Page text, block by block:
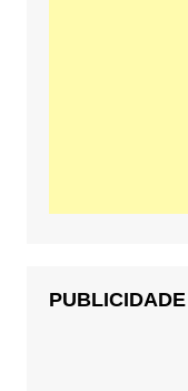
PUBLICIDADE